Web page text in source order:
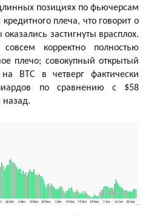
позициях по фьючерсам
плеча, что говорит о
застигнуты врасплох.
корректно полностью
плечо; совокупный открытый
BTC в четверг фактически
по сравнению с $58